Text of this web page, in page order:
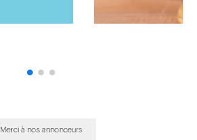
Merci à nos annonceurs